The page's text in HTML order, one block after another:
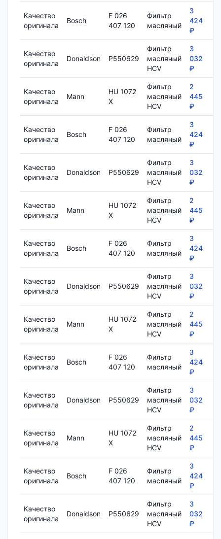
Качество
оригинала
Bosch
F 026
407 120
Фильтр
масляный
3
424
₽
Качество
оригинала
Donaldson P550629
Фильтр
масляный
HCV
3
032
₽
Качество
оригинала
Mann
HU 1072
X
Фильтр
масляный
HCV
2
445
₽
Качество
оригинала
Bosch
F 026
407 120
Фильтр
масляный
3
424
₽
Качество
оригинала
Donaldson P550629
Фильтр
масляный
HCV
3
032
₽
Качество
оригинала
Mann
HU 1072
X
Фильтр
масляный
HCV
2
445
₽
Качество
оригинала
Bosch
F 026
407 120
Фильтр
масляный
3
424
₽
Качество
оригинала
Donaldson P550629
Фильтр
масляный
HCV
3
032
₽
Качество
оригинала
Mann
HU 1072
X
Фильтр
масляный
HCV
2
445
₽
Качество
оригинала
Bosch
F 026
407 120
Фильтр
масляный
3
424
₽
Качество
оригинала
Donaldson P550629
Фильтр
масляный
HCV
3
032
₽
Качество
оригинала
Mann
HU 1072
X
Фильтр
масляный
HCV
2
445
₽
Качество
оригинала
Bosch
F 026
407 120
Фильтр
масляный
3
424
₽
Качество
оригинала
Donaldson P550629
Фильтр
масляный
HCV
3
032
₽